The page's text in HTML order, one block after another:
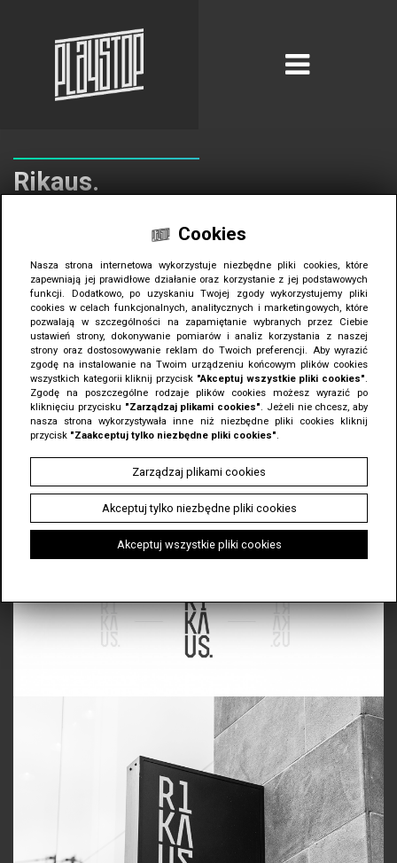
Rikaus.
Rikaus - pochodna fińskiego słowa „rikkaus”. Oznacza ono pewność,
bogactwo i przyszłość. Nasza agencja odpowiedzialna była za proces
namingowy i wykonanie spójnej identyfikacji wizualnej. Już sama
nazwa dała nam olbrzymie możliwości na budowanie marek
zależnych. Planowanie sukcesyjne to wciąż mało rozwinięta w Polsce
dziedzina. Playstop miał za zadanie pokazać ją z całkiem innej,
nowoczesnej wręcz strony. Całość założenia opiera się na schludnej
i przejrzystej grafice. Wykonaliśmy szereg druków firmowych,
systemów do zarządzania pracą z Klientem, oraz pełną grafikę strony
internetowej wraz z jej zakodowaniem. Rikaus to idealny przykład
nowoczesnej i przemyślanej grafiki użytkowej. Pochodzimy z Gliwic
projekt: naming | branding | pełna identyfikacja firmowa | teczki i papiery firmowe
| nowoczesne projektowanie graficzne | minimalizm formy | planowanie
sukcesyjne
Cookies
Nasza strona internetowa wykorzystuje niezbędne pliki cookies, które
zapewniają jej prawidłowe działanie oraz korzystanie z jej podstawowych
funkcji. Dodatkowo, po uzyskaniu Twojej zgody wykorzystujemy pliki
cookies w celach funkcjonalnych, analitycznych i marketingowych, które
pozwalają w szczególności na zapamiętanie wybranych przez Ciebie
ustawień strony, dokonywanie pomiarów i analiz korzystania z naszej
strony oraz dostosowywanie reklam do Twoich preferencji. Aby wyrazić
zgodę na instalowanie na Twoim urządzeniu końcowym plików cookies
wszystkich kategorii kliknij przycisk "Akceptuj wszystkie pliki cookies"
Zgodę na poszczególne rodzaje plików cookies możesz wyrazić po
kliknięciu przycisku "Zarządzaj plikami cookies" . Jeżeli nie chcesz, aby
nasza strona wykorzystywała inne niż niezbędne pliki cookies kliknij
przycisk "Zaakceptuj tylko niezbędne pliki cookies"
Zarządzaj plikami cookies
Akceptuj tylko niezbędne pliki cookies
Akceptuj wszystkie pliki cookies